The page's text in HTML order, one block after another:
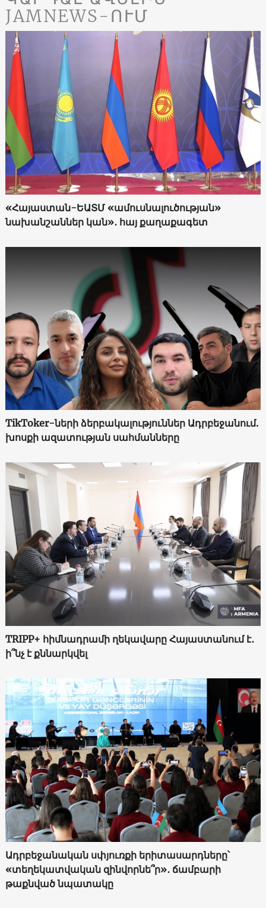
JAMNEWS-ՈՒՄ
«Հայաստան-ԵԱՏՄ «ամուսնալուծության»
նախանշաններ կան»․ հայ քաղաքագետ
TikToker-ների ձերբակալություններ Ադրբեջանում.
խոսքի ազատության սահմանները
TRIPP+ հիմնադրամի ղեկավարը Հայաստանում է․
ի՞նչ է քննարկվել
Ադրբեջանական սփյուռքի երիտասարդները՝
«տեղեկատվական զինվորնե՞ր»․ ճամբարի
թաքնված նպատակը